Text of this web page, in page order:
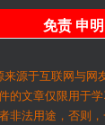
免责 申明
来源于互联网与网
的文章仅限用于
非法用途，否则